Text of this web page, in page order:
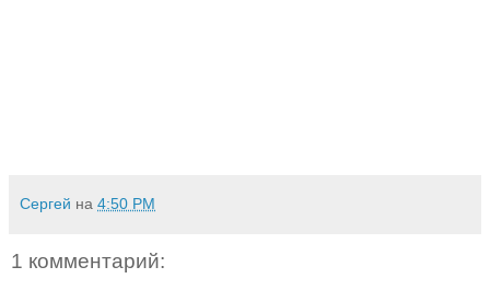
Сергей на 4:50 PM
1 комментарий: